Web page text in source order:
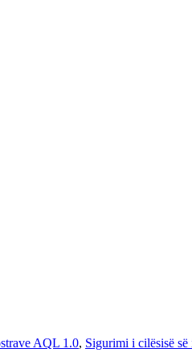
AQL 1.0, Sigurimi i cilësisë